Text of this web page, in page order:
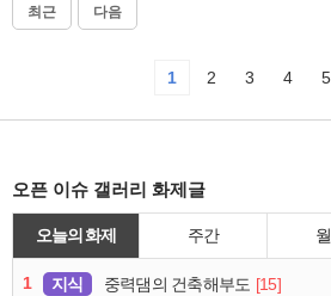
최근 다음
1 2 3 4 5
오픈 이슈 갤러리 화제글
오늘의 화제 주간
1 지식 중력댐의 건축해부도 [15]